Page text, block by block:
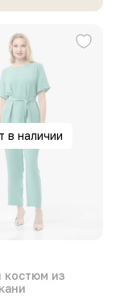
в наличии
из